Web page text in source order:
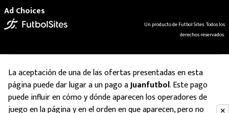
Ad Choices
Un producto de Futbol Sites. Todos los
derechos reservados.
La aceptación de una de las ofertas presentadas en esta
página puede dar lugar a un pago aJuanfutbol. Este pago
puede influir en cómo y dónde aparecen los operadores de
juego en la página y en el orden en que aparecen, pero no